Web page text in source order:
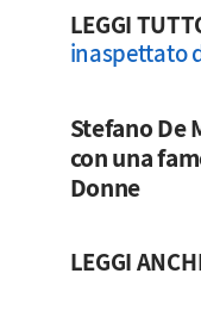
LEGGI
inaspettato
Stefano De
con una
Donne
LEGGI